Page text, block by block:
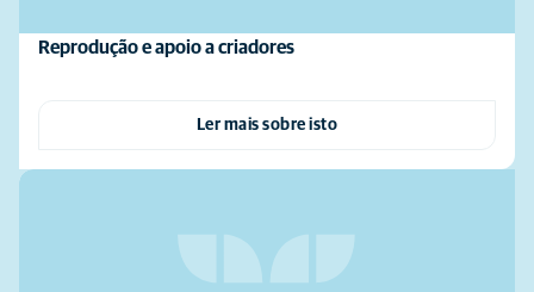
Reprodução e apoio a criadores
Ler mais sobre isto